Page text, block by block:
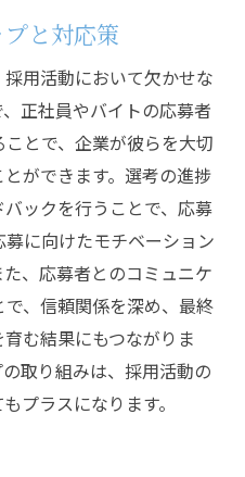
と対応策
用活動において欠かせな
正社員やバイトの応募者
とで、企業が彼らを大切
ができます。選考の進捗
ックを行うことで、応募
に向けたモチベーション
、応募者とのコミュニケ
、信頼関係を深め、最終
む結果にもつながりま
取り組みは、採用活動の
プラスになります。